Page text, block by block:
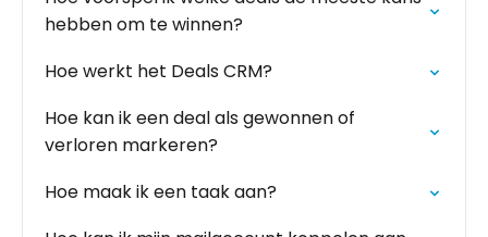
hebben om te winnen?
Hoe werkt het Deals CRM?
Hoe kan ik een deal als gewonnen of
verloren markeren?
Hoe maak ik een taak aan?